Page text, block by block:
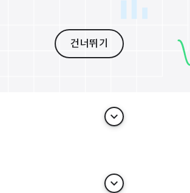
건너뛰기
keyboard_arrow_down
keyboard_arrow_down